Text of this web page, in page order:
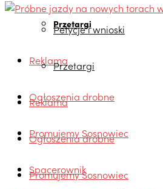
Przetargi
Reklama
Ogłoszenia drobne
Promujemy Sosnowiec
Spacerownik
Petycje i wnioski
Przetargi
Reklama
Ogłoszenia drobne
Promujemy Sosnowiec